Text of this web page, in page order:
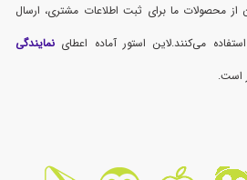
در ایران از محصولات ما برای ثبت اطلاعات مشتری، ارسال
می‌کنند.لاین استور آماده اعطای نمایندگی
است.